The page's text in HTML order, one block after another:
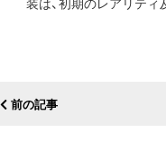
前の記事